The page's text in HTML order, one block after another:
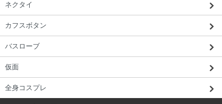
ネクタイ
カフスボタン
バスローブ
仮面
全身コスプレ